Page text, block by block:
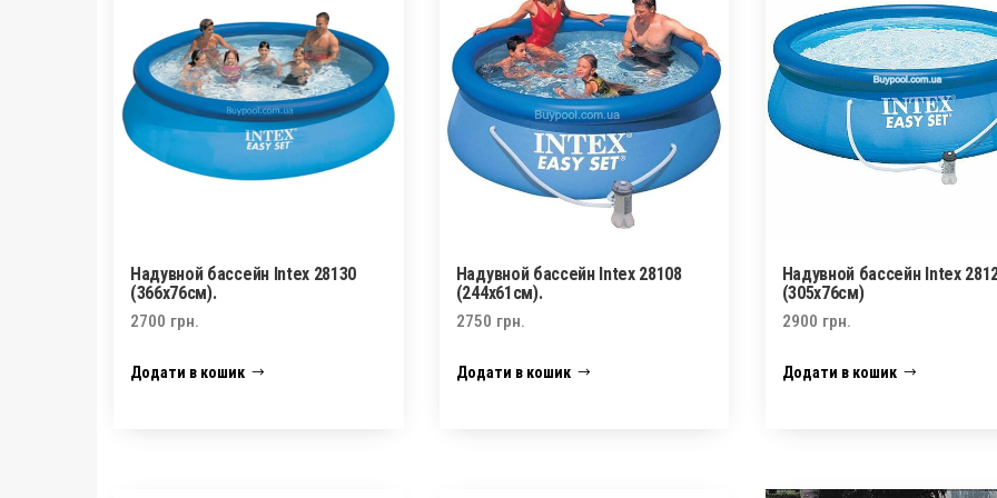
Надувной бассейн Intex 28130
(366х76см).
2700 грн.
Додати в кошик
Надувной бассейн Intex 28108
(244х61см).
2750 грн.
Додати в кошик
Надувной бассейн Intex
(305х76см)
2900 грн.
Додати в кошик